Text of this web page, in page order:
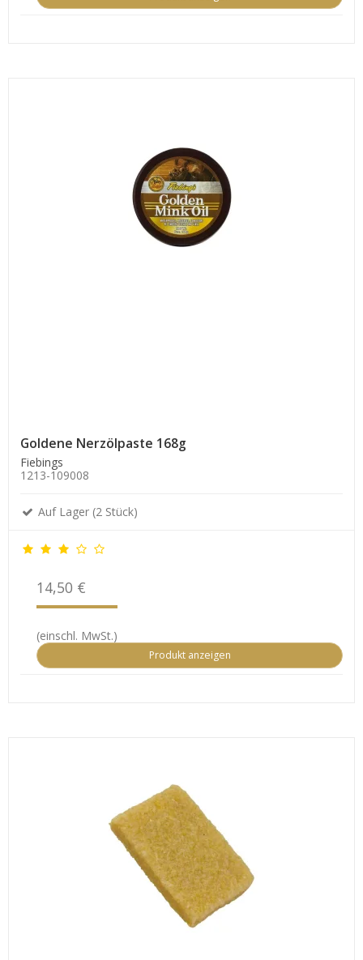
Goldene Nerzölpaste 168g
Fiebings
1213-109008
Auf Lager (2 Stück)
14,50 €
(einschl. MwSt.)
Produkt anzeigen